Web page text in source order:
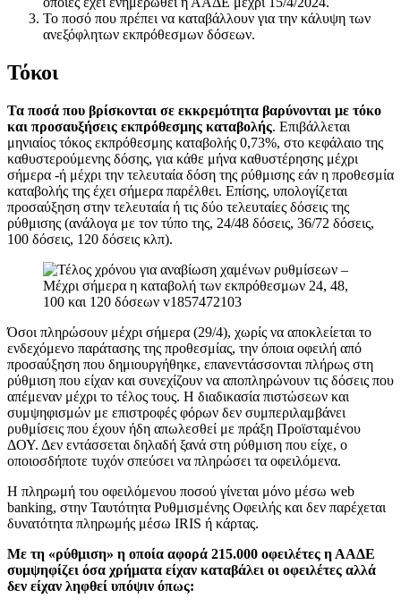
Το ποσό που πρέπει να καταβάλλουν για την κάλυψη των
ανεξόφλητων εκπρόθεσμων δόσεων.
Τόκοι
Τα ποσά που βρίσκονται σε εκκρεμότητα βαρύνονται με τόκο
και προσαυξήσεις εκπρόθεσμης καταβολής. Επιβάλλεται
μηνιαίος τόκος εκπρόθεσμης καταβολής 0,73%, στο κεφάλαιο της
καθυστερούμενης δόσης, για κάθε μήνα καθυστέρησης μέχρι
σήμερα -ή μέχρι την τελευταία δόση της ρύθμισης εάν η προθεσμία
καταβολής της έχει σήμερα παρέλθει. Επίσης, υπολογίζεται
προσαύξηση στην τελευταία ή τις δύο τελευταίες δόσεις της
ρύθμισης (ανάλογα με τον τύπο της, 24/48 δόσεις, 36/72 δόσεις,
100 δόσεις, 120 δόσεις κλπ).
Όσοι πληρώσουν μέχρι σήμερα (29/4), χωρίς να αποκλείεται το
ενδεχόμενο παράτασης της προθεσμίας, την όποια οφειλή από
προσαύξηση που δημιουργήθηκε, επανεντάσσονται πλήρως στη
ρύθμιση που είχαν και συνεχίζουν να αποπληρώνουν τις δόσεις που
απέμεναν μέχρι το τέλος τους. Η διαδικασία πιστώσεων και
συμψηφισμών με επιστροφές φόρων δεν συμπεριλαμβάνει
ρυθμίσεις που έχουν ήδη απωλεσθεί με πράξη Προϊσταμένου
ΔΟΥ. Δεν εντάσσεται δηλαδή ξανά στη ρύθμιση που είχε, ο
οποιοσδήποτε τυχόν σπεύσει να πληρώσει τα οφειλόμενα.
Η πληρωμή του οφειλόμενου ποσού γίνεται μόνο μέσω web
banking, στην Ταυτότητα Ρυθμισμένης Οφειλής και δεν παρέχεται
δυνατότητα πληρωμής μέσω IRIS ή κάρτας.
Με τη «ρύθμιση» η οποία αφορά 215.000 οφειλέτες η ΑΑΔΕ
συμψηφίζει όσα χρήματα είχαν καταβάλει οι οφειλέτες αλλά
δεν είχαν ληφθεί υπόψιν όπως: